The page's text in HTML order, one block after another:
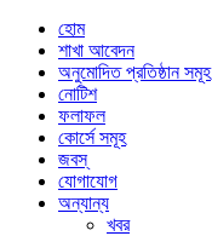
হোম
শাখা আবেদন
অনুমোদিত প্রতিষ্ঠান সমূহ
নোটিশ
ফলাফল
কোর্সে সমূহ
জবস্
যোগাযোগ
অন্যান্য
খবর